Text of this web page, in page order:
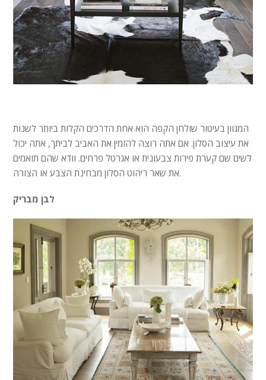
המגוון בעיטור שולחן הקפה הוא אחת הדרכים הקלות ביותר לשנות
את עיצוב הסלון. אם אתה רוצה להזמין את האביב לביתך, אתה יכול
לשים שם קערת פירות צבעונית או אגרטל פרחים. וודא שהם תואמים
את שאר ריהוט הסלון מבחינת הצבע או הצורה.
לבן מבריק